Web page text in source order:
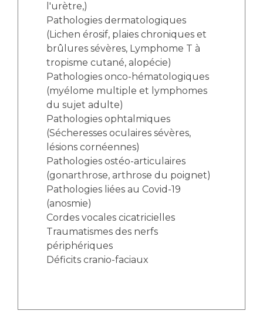
Activité physique
Cancer
Médecine nucléaire
Maladies rares
Maternité Hôpital Nord
Vos représentants
Médicale
Radiologie / Imagerie
Cancérologie
Les pôles d'activité médicale
Anatomie et Cytologie Pathologiques
Adresser un examen au Laboratoire d'Infectiologie
Centres de référence Maladies Rares
Plateforme d'Expertise Maladies Rares
Presse / Multimédia
Communiqués de presse
Dossiers de presse
Médiathèque
l'urètre,)
Pathologies dermatologiques
(Lichen érosif, plaies chroniques et
brûlures sévères, Lymphome T à
tropisme cutané, alopécie)
Pathologies onco-hématologiques
(myélome multiple et lymphomes
du sujet adulte)
Pathologies ophtalmiques
(Sécheresses oculaires sévères,
lésions cornéennes)
Pathologies ostéo-articulaires
(gonarthrose, arthrose du poignet)
Pathologies liées au Covid-19
(anosmie)
Cordes vocales cicatricielles
Traumatismes des nerfs
périphériques
Déficits cranio-faciaux